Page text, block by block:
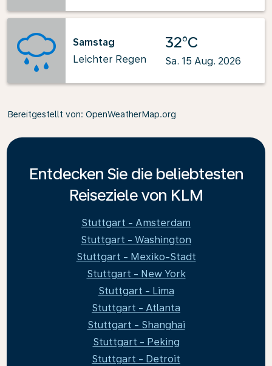
Samstag
Leichter Regen
32°C
Sa. 15 Aug. 2026
Bereitgestellt von: OpenWeatherMap.org
Entdecken Sie die beliebtesten
Reiseziele von KLM
Stuttgart - Amsterdam
Stuttgart - Washington
Stuttgart - Mexiko-Stadt
Stuttgart - New York
Stuttgart - Lima
Stuttgart - Atlanta
Stuttgart - Shanghai
Stuttgart - Peking
Stuttgart - Detroit